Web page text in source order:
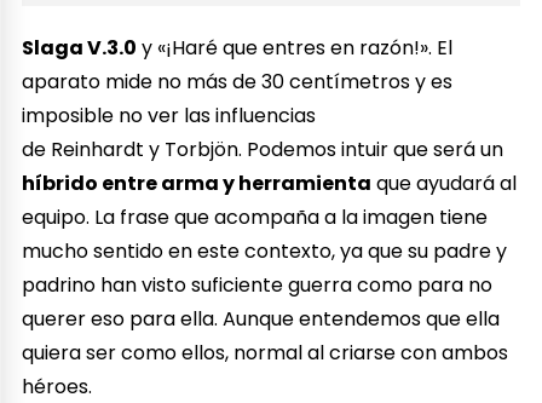
Slaga V.3.0 y «¡Haré que entres en razón!». El
aparato mide no más de 30 centímetros y es
imposible no ver las influencias
de Reinhardt y Torbjön. Podemos intuir que será un
híbrido entre arma y herramienta que ayudará al
equipo. La frase que acompaña a la imagen tiene
mucho sentido en este contexto, ya que su padre y
padrino han visto suficiente guerra como para no
querer eso para ella. Aunque entendemos que ella
quiera ser como ellos, normal al criarse con ambos
héroes.